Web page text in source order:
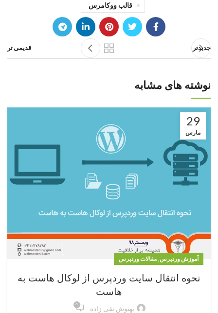
قالب ووکامرس
جدیدتر قدیمی تر
نوشته های مشابه
29
مارس
آموزش وردپرس, مقالات وردپرس
نحوه انتقال سایت وردپرس از لوکال هاست به
هاست
بهنوش نقی زاده 4